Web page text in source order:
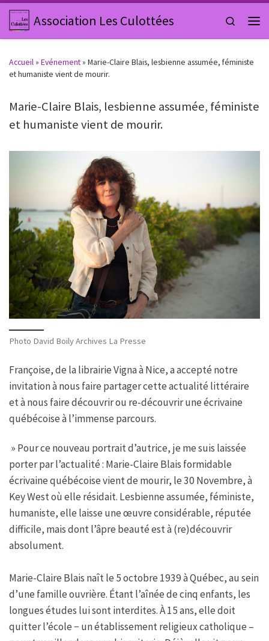
Passer au contenu
Association Les Culottées
Search
Accueil» Evénement» Marie-Claire Blais, lesbienne assumée, féministe
et humaniste vient de mourir.
Marie-Claire Blais, lesbienne assumée, féministe
et humaniste vient de mourir.
Photo David Boily Archives La Presse
Françoise, de la librairie Vigna à Nice, a accepté notre
invitation à nous faire partager cette actualité littéraire
et à nous faire découvrir ou re-découvrir une écrivaine
québécoise à l’immense parcours.
» Pour ce nouveau portrait d’autrice, je me suis laissée
porter par l’actualité : Marie-Claire Blais formidable
écrivaine québécoise vient de mourir, le 30 Novembre, à
Key West où elle résidait. Lesbienne assumée, féministe,
humaniste, elle laisse une œuvre considérable, réputée
difficile, mais dont l’âpre beauté est à (re)découvrir
absolument.
Marie-Claire Blais naît le 5 octobre 1939 à Québec, au sein
d’une famille ouvrière. Étant l’aînée de cinq enfants, les
longues études lui sont interdites. À 15 ans, elle doit
quitter l’école − un établissement religieux catholique –